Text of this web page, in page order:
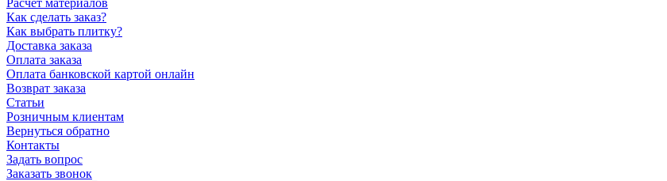
Расчет материалов
Как сделать заказ?
Как выбрать плитку?
Доставка заказа
Оплата заказа
Оплата банковской картой онлайн
Возврат заказа
Статьи
Розничным клиентам
Вернуться обратно
Контакты
Задать вопрос
Заказать звонок